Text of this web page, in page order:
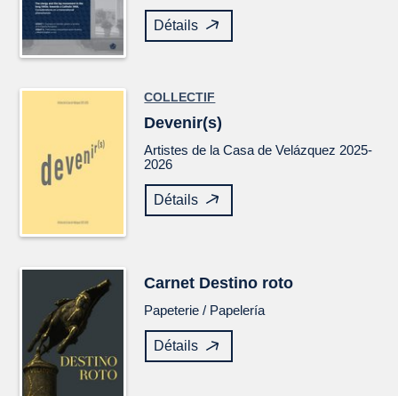
Détails
COLLECTIF
Devenir(s)
Artistes de la Casa de Velázquez 2025-
2026
Détails
Carnet Destino roto
Papeterie / Papelería
Détails